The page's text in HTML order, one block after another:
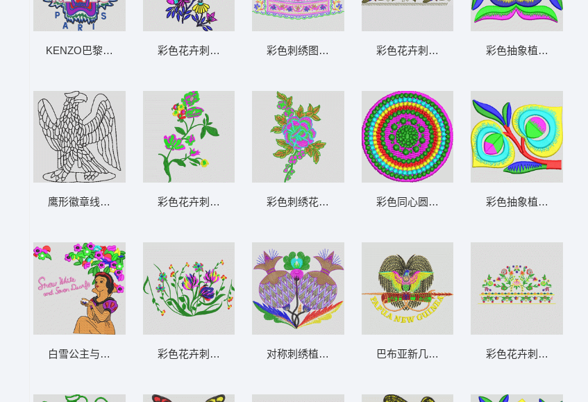
KENZO巴黎老虎刺绣标志 虎头
鹰形徽章线稿图 鹰
白雪公主与七个小矮人刺绣图案 美女
彩色花卉刺绣图案 靓花
彩色花卉刺绣图案 靓花
彩色花卉刺绣图案 靓花
彩色刺绣图案设计图 靓花
彩色刺绣花卉图案 靓花
对称刺绣植物图案 水果
彩色花卉刺绣图案 抽象
彩色同心圆图案 圆形
巴布亚新几内亚国徽图案 鹰
彩色抽象植物图案 简
彩色抽象植物图案 简
彩色花卉刺绣图案设计